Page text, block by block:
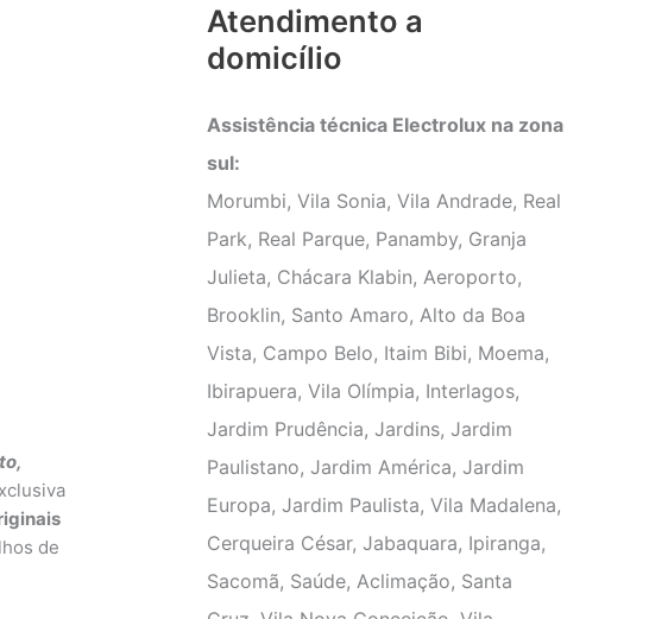
de
Atendimento a
domicílio
Assistência técnica Electrolux na zona
sul:
Morumbi, Vila Sonia, Vila Andrade, Real
Park, Real Parque, Panamby, Granja
Julieta, Chácara Klabin, Aeroporto,
Brooklin, Santo Amaro, Alto da Boa
Vista, Campo Belo, Itaim Bibi, Moema,
Ibirapuera, Vila Olímpia, Interlagos,
Jardim Prudência, Jardins, Jardim
Paulistano, Jardim América, Jardim
Europa, Jardim Paulista, Vila Madalena,
Cerqueira César, Jabaquara, Ipiranga,
Sacomã, Saúde, Aclimação, Santa